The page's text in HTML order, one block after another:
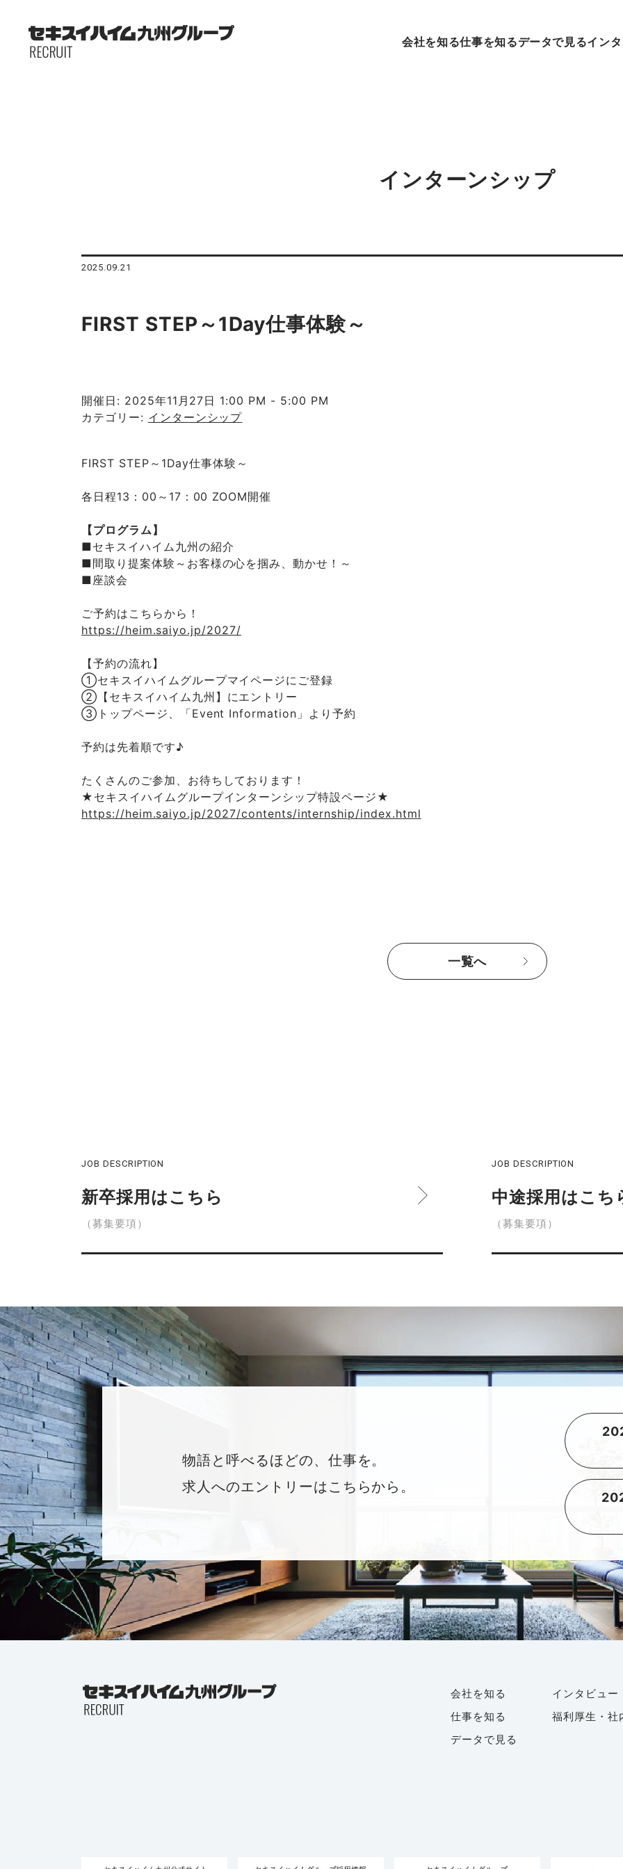
会社を知る仕事を知るデータで見るイン
インターンシップ
2025.09.21
FIRST STEP～1Day仕事体験～
開催日: 2025年11月27日 1:00 PM - 5:00 PM
カテゴリー: インターンシップ
FIRST STEP～1Day仕事体験～
各日程13：00～17：00 ZOOM開催
【プログラム】
■セキスイハイム九州の紹介
■間取り提案体験～お客様の心を掴み、動かせ！～
■座談会
ご予約はこちらから！
https://heim.saiyo.jp/2027/
【予約の流れ】
①セキスイハイムグループマイページにご登録
②【セキスイハイム九州】にエントリー
③トップページ、「Event Information」より予約
予約は先着順です♪
たくさんのご参加、お待ちしております！
★セキスイハイムグループインターンシップ特設ページ★
https://heim.saiyo.jp/2027/contents/internship/index.html
一覧へ
JOB DESCRIPTION
新卒採用はこちら
（募集要項）
JOB DESCRIPTION
中途採用はこち
（募集要項）
物語と呼べるほどの、仕事を。
求人へのエントリーはこちらから。
会社を知る
仕事を知る
データで見る
インタビュー
福利厚生・社